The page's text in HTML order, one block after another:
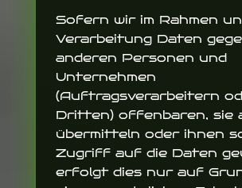
Sofern wir im Rahmen
Verarbeitung Daten
anderen Personen und
Unternehmen
(Auftragsverarbeitern
Dritten) offenbaren, sie
übermitteln oder ihnen
Zugriff auf die Daten
erfolgt dies nur auf